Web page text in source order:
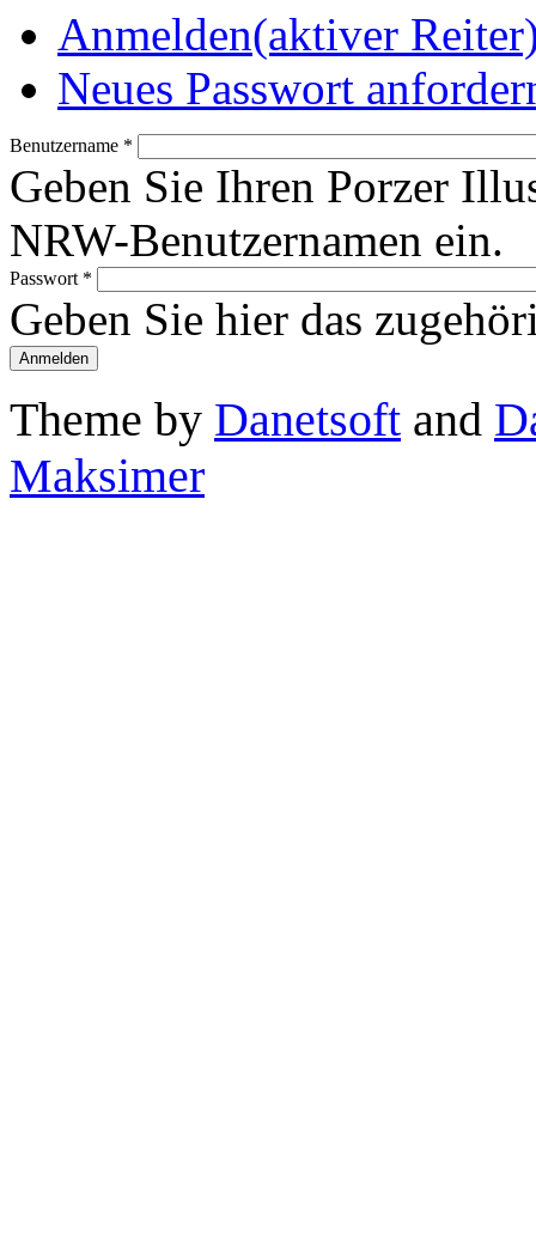
Anmelden(aktiver
Neues Passwort
Benutzername *
Geben Sie Ihren Porzer
NRW-Benutzernamen ein.
Passwort *
Geben Sie hier das
Theme by Danetsoft and
Maksimer